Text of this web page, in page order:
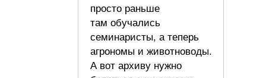
просто раньше
там обучались
семинаристы, а теперь
агрономы и животноводы.
А вот архиву нужно